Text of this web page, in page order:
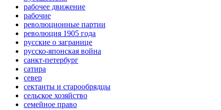
рабочее движение
рабочие
революционные партии
революция 1905 года
русские о загранице
русско-японская война
санкт-петербург
сатира
север
сектанты и старообрядцы
сельское хозяйство
семейное право